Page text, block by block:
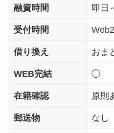
融資時間 即日
受付時間
借り換え おま
WEB完結 ◯
在籍確認 原則
郵送物 なし